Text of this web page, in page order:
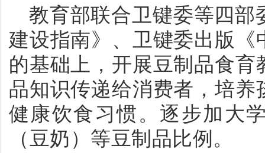
教育部联合卫键委等四
建设指南》、卫键委出版
的基础上，开展豆制品食
品知识传递给消费者，培
健康饮食习惯。逐步加大
（豆奶）等豆制品比例。